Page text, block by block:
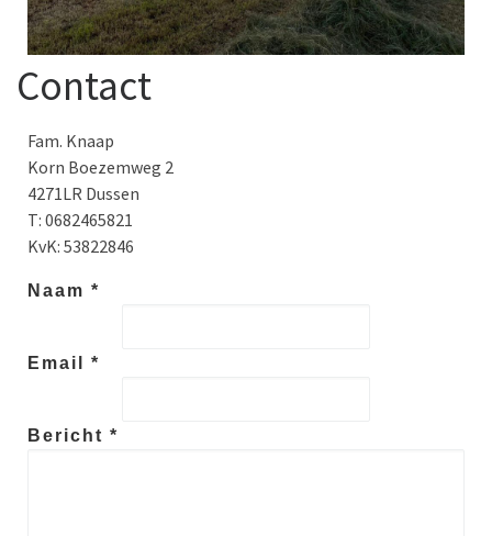
Contact
Fam. Knaap
Korn Boezemweg 2
4271LR Dussen
T: 0682465821
KvK: 53822846
Naam *
Email *
Bericht *